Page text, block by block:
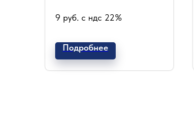
матовая Ø45 мм
9 руб. с ндс 22%
Подробнее